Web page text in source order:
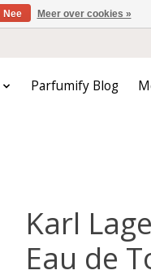
Parfumify Blog
Karl
Eau de
Nee Meer over cookies »